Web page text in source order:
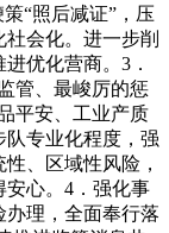
“照后减证”，压
会化。进一步削
优化营商。3．
管、最峻厉的惩
平安、工业产质
专业化程度，强
、区域性风险，
心。4．强化事
理，全面奉行落